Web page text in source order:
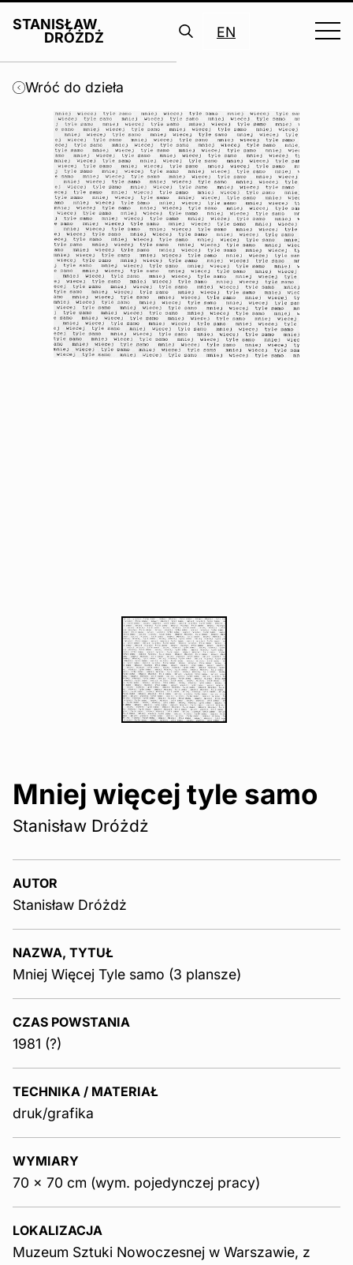
STANISŁAW
DRÓŻDŻ
Search
EN
Wróć do dzieła
Mniej więcej tyle samo
Stanisław Dróżdż
AUTOR
Stanisław Dróżdż
NAZWA, TYTUŁ
Mniej Więcej Tyle samo (3 plansze)
CZAS POWSTANIA
1981 (?)
TECHNIKA / MATERIAŁ
druk/grafika
WYMIARY
70 x 70 cm (wym. pojedynczej pracy)
LOKALIZACJA
Muzeum Sztuki Nowoczesnej w Warszawie, z